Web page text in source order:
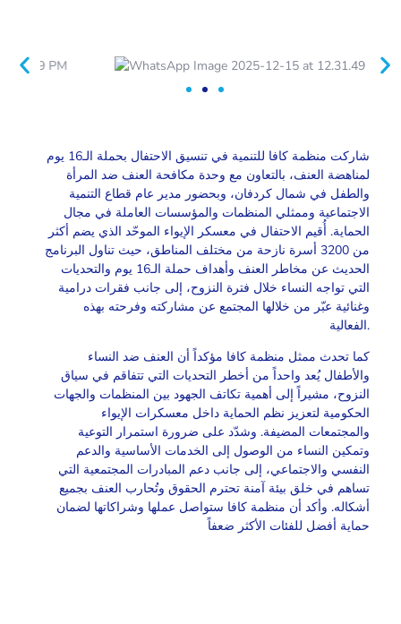
شاركت منظمة كافا للتنمية في تنسيق الاحتفال بحملة الـ16 يوم
لمناهضة العنف، بالتعاون مع وحدة مكافحة العنف ضد المرأة
والطفل في شمال كردفان، وبحضور مدير عام قطاع التنمية
الاجتماعية وممثلي المنظمات والمؤسسات العاملة في مجال
الحماية. أُقيم الاحتفال في معسكر الإيواء الموحّد الذي يضم أكثر
من 3200 أسرة نازحة من مختلف المناطق، حيث تناول البرنامج
الحديث عن مخاطر العنف وأهداف حملة الـ16 يوم والتحديات
التي تواجه النساء خلال فترة النزوح، إلى جانب فقرات درامية
وغنائية عبّر من خلالها المجتمع عن مشاركته وفرحته بهذه
الفعالية.
كما تحدث ممثل منظمة كافا مؤكداً أن العنف ضد النساء
والأطفال يُعد واحداً من أخطر التحديات التي تتفاقم في سياق
النزوح، مشيراً إلى أهمية تكاتف الجهود بين المنظمات والجهات
الحكومية لتعزيز نظم الحماية داخل معسكرات الإيواء
والمجتمعات المضيفة. وشدّد على ضرورة استمرار التوعية
وتمكين النساء من الوصول إلى الخدمات الأساسية والدعم
النفسي والاجتماعي، إلى جانب دعم المبادرات المجتمعية التي
تساهم في خلق بيئة آمنة تحترم الحقوق وتُحارب العنف بجميع
أشكاله. وأكد أن منظمة كافا ستواصل عملها وشراكاتها لضمان
حماية أفضل للفئات الأكثر ضعفاً